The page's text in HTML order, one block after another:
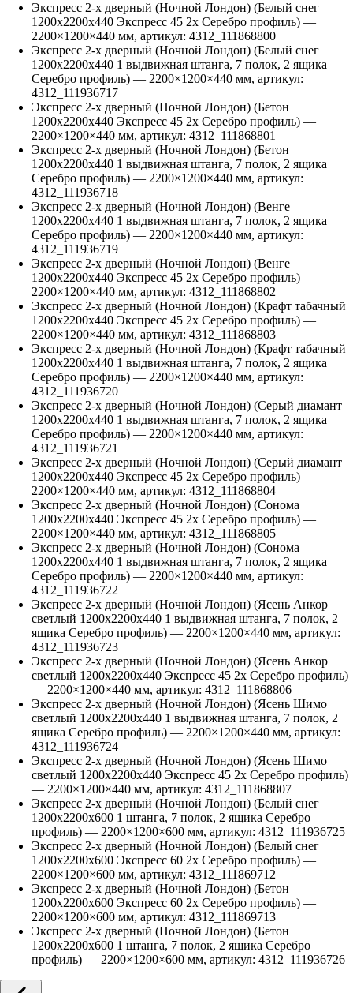
Экспресс 2-х дверный (Ночной Лондон) (Белый снег
1200х2200х440 Экспресс 45 2х Серебро профиль) —
2200×1200×440 мм, артикул: 4312_111868800
Экспресс 2-х дверный (Ночной Лондон) (Белый снег
1200х2200х440 1 выдвижная штанга, 7 полок, 2 ящика
Серебро профиль) — 2200×1200×440 мм, артикул:
4312_111936717
Экспресс 2-х дверный (Ночной Лондон) (Бетон
1200х2200х440 Экспресс 45 2х Серебро профиль) —
2200×1200×440 мм, артикул: 4312_111868801
Экспресс 2-х дверный (Ночной Лондон) (Бетон
1200х2200х440 1 выдвижная штанга, 7 полок, 2 ящика
Серебро профиль) — 2200×1200×440 мм, артикул:
4312_111936718
Экспресс 2-х дверный (Ночной Лондон) (Венге
1200х2200х440 1 выдвижная штанга, 7 полок, 2 ящика
Серебро профиль) — 2200×1200×440 мм, артикул:
4312_111936719
Экспресс 2-х дверный (Ночной Лондон) (Венге
1200х2200х440 Экспресс 45 2х Серебро профиль) —
2200×1200×440 мм, артикул: 4312_111868802
Экспресс 2-х дверный (Ночной Лондон) (Крафт табачный
1200х2200х440 Экспресс 45 2х Серебро профиль) —
2200×1200×440 мм, артикул: 4312_111868803
Экспресс 2-х дверный (Ночной Лондон) (Крафт табачный
1200х2200х440 1 выдвижная штанга, 7 полок, 2 ящика
Серебро профиль) — 2200×1200×440 мм, артикул:
4312_111936720
Экспресс 2-х дверный (Ночной Лондон) (Серый диамант
1200х2200х440 1 выдвижная штанга, 7 полок, 2 ящика
Серебро профиль) — 2200×1200×440 мм, артикул:
4312_111936721
Экспресс 2-х дверный (Ночной Лондон) (Серый диамант
1200х2200х440 Экспресс 45 2х Серебро профиль) —
2200×1200×440 мм, артикул: 4312_111868804
Экспресс 2-х дверный (Ночной Лондон) (Сонома
1200х2200х440 Экспресс 45 2х Серебро профиль) —
2200×1200×440 мм, артикул: 4312_111868805
Экспресс 2-х дверный (Ночной Лондон) (Сонома
1200х2200х440 1 выдвижная штанга, 7 полок, 2 ящика
Серебро профиль) — 2200×1200×440 мм, артикул:
4312_111936722
Экспресс 2-х дверный (Ночной Лондон) (Ясень Анкор
светлый 1200х2200х440 1 выдвижная штанга, 7 полок, 2
ящика Серебро профиль) — 2200×1200×440 мм, артикул:
4312_111936723
Экспресс 2-х дверный (Ночной Лондон) (Ясень Анкор
светлый 1200х2200х440 Экспресс 45 2х Серебро профиль)
— 2200×1200×440 мм, артикул: 4312_111868806
Экспресс 2-х дверный (Ночной Лондон) (Ясень Шимо
светлый 1200х2200х440 1 выдвижная штанга, 7 полок, 2
ящика Серебро профиль) — 2200×1200×440 мм, артикул:
4312_111936724
Экспресс 2-х дверный (Ночной Лондон) (Ясень Шимо
светлый 1200х2200х440 Экспресс 45 2х Серебро профиль)
— 2200×1200×440 мм, артикул: 4312_111868807
Экспресс 2-х дверный (Ночной Лондон) (Белый снег
1200х2200х600 1 штанга, 7 полок, 2 ящика Серебро
профиль) — 2200×1200×600 мм, артикул: 4312_111936725
Экспресс 2-х дверный (Ночной Лондон) (Белый снег
1200х2200х600 Экспресс 60 2х Серебро профиль) —
2200×1200×600 мм, артикул: 4312_111869712
Экспресс 2-х дверный (Ночной Лондон) (Бетон
1200х2200х600 Экспресс 60 2х Серебро профиль) —
2200×1200×600 мм, артикул: 4312_111869713
Экспресс 2-х дверный (Ночной Лондон) (Бетон
1200х2200х600 1 штанга, 7 полок, 2 ящика Серебро
профиль) — 2200×1200×600 мм, артикул: 4312_111936726